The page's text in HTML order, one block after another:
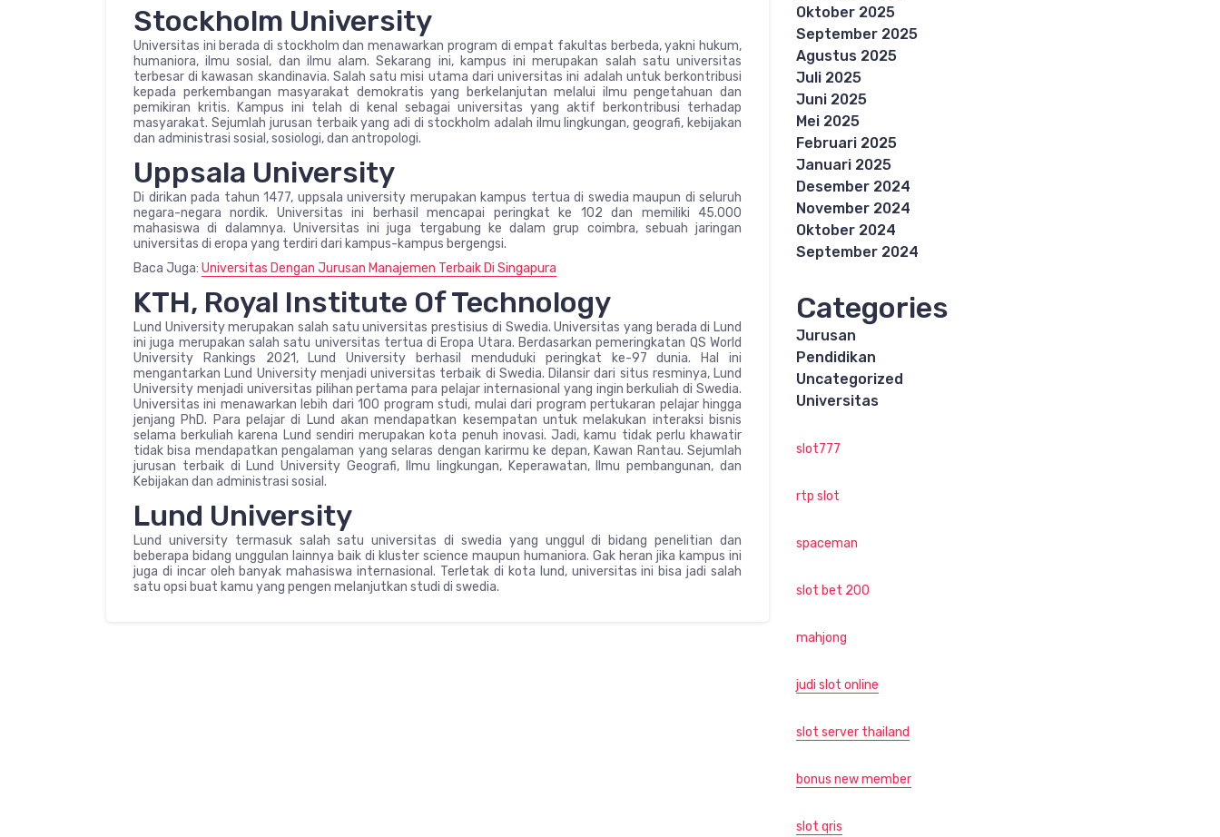
Stockholm University
Universitas ini berada di stockholm dan menawarkan program di empat fakultas berbeda, yakni hukum,
humaniora, ilmu sosial, dan ilmu alam. Sekarang ini, kampus ini merupakan salah satu universitas
terbesar di kawasan skandinavia. Salah satu misi utama dari universitas ini adalah untuk berkontribusi
kepada perkembangan masyarakat demokratis yang berkelanjutan melalui ilmu pengetahuan dan
pemikiran kritis. Kampus ini telah di kenal sebagai universitas yang aktif berkontribusi terhadap
masyarakat. Sejumlah jurusan terbaik yang adi di stockholm adalah ilmu lingkungan, geografi, kebijakan
dan administrasi sosial, sosiologi, dan antropologi.
Uppsala University
Di dirikan pada tahun 1477, uppsala university merupakan kampus tertua di swedia maupun di seluruh
negara-negara nordik. Universitas ini berhasil mencapai peringkat ke 102 dan memiliki 45.000
mahasiswa di dalamnya. Universitas ini juga tergabung ke dalam grup coimbra, sebuah jaringan
universitas di eropa yang terdiri dari kampus-kampus bergengsi.
Baca Juga: Universitas Dengan Jurusan Manajemen Terbaik Di Singapura
KTH, Royal Institute Of Technology
Lund University merupakan salah satu universitas prestisius di Swedia. Universitas yang berada di Lund
ini juga merupakan salah satu universitas tertua di Eropa Utara. Berdasarkan pemeringkatan QS World
University Rankings 2021, Lund University berhasil menduduki peringkat ke-97 dunia. Hal ini
mengantarkan Lund University menjadi universitas terbaik di Swedia. Dilansir dari situs resminya, Lund
University menjadi universitas pilihan pertama para pelajar internasional yang ingin berkuliah di Swedia.
Universitas ini menawarkan lebih dari 100 program studi, mulai dari program pertukaran pelajar hingga
jenjang PhD. Para pelajar di Lund akan mendapatkan kesempatan untuk melakukan interaksi bisnis
selama berkuliah karena Lund sendiri merupakan kota penuh inovasi. Jadi, kamu tidak perlu khawatir
tidak bisa mendapatkan pengalaman yang selaras dengan karirmu ke depan, Kawan Rantau. Sejumlah
jurusan terbaik di Lund University Geografi, Ilmu lingkungan, Keperawatan, Ilmu pembangunan, dan
Kebijakan dan administrasi sosial.
Lund University
Lund university termasuk salah satu universitas di swedia yang unggul di bidang penelitian dan
beberapa bidang unggulan lainnya baik di kluster science maupun humaniora. Gak heran jika kampus ini
juga di incar oleh banyak mahasiswa internasional. Terletak di kota lund, universitas ini bisa jadi salah
satu opsi buat kamu yang pengen melanjutkan studi di swedia.
Oktober 2025
September 2025
Agustus 2025
Juli 2025
Juni 2025
Mei 2025
Februari 2025
Januari 2025
Desember 2024
November 2024
Oktober 2024
September 2024
Categories
Jurusan
Pendidikan
Uncategorized
Universitas
slot777
rtp slot
spaceman
slot bet 200
mahjong
judi slot online
slot server thailand
bonus new member
slot qris